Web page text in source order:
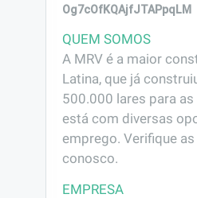
Og7cOfKQAjfJTAPpqLM
QUEM SOMOS
A MRV é a maior
Latina, que já
500.000 lares para
está com diversas
emprego. Verifique
conosco.
EMPRESA